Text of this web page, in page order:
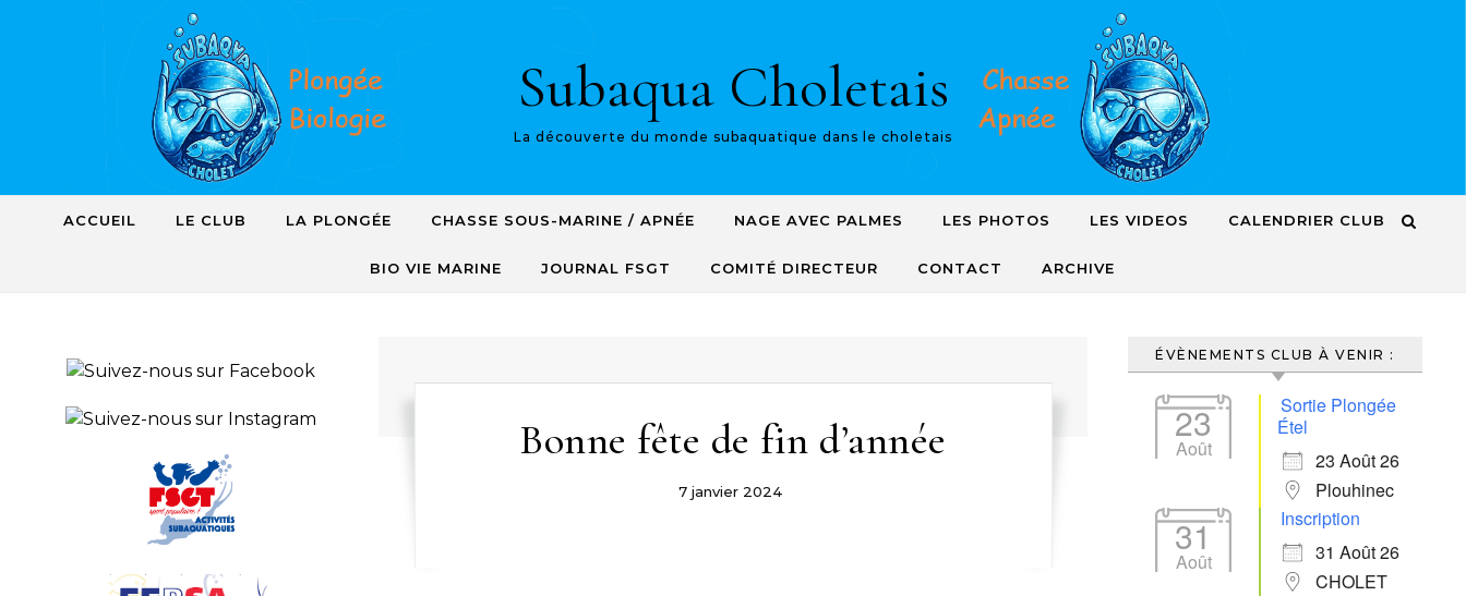
Subaqua Choletais
La découverte du monde subaquatique dans le choletais
ACCUEIL LE CLUB LA PLONGÉE CHASSE SOUS-MARINE / APNÉE NAGE AVEC PALMES LES PHOTOS LES VIDEOS CALENDRIER CLUB
BIO VIE MARINE JOURNAL FSGT COMITÉ DIRECTEUR CONTACT ARCHIVE
Bonne fête de fin d’année
7 janvier 2024
ÉVÈNEMENTS CLUB À VENIR :
23
Août
Sortie Plongée
Étel
23 Août 26
Plouhinec
31
Août
Inscription
31 Août 26
CHOLET